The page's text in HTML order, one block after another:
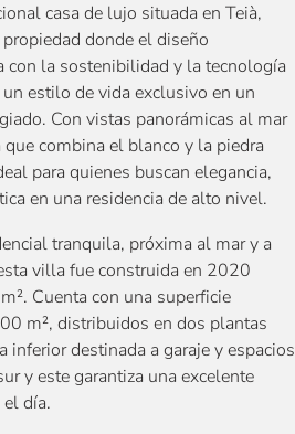
casa de lujo situada en Teià,
donde el diseño
con la sostenibilidad y la tecnología
estilo de vida exclusivo en un
Con vistas panorámicas al mar
combina el blanco y la piedra
para quienes buscan elegancia,
en una residencia de alto nivel.
tranquila, próxima al mar y a
villa fue construida en 2020
Cuenta con una superficie
m², distribuidos en dos plantas
inferior destinada a garaje y espacios
y este garantiza una excelente
día.